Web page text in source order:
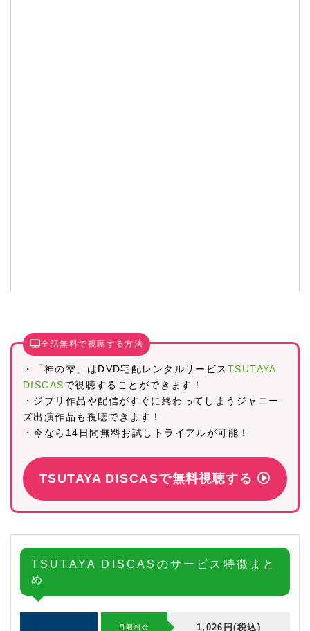
全話無料で視聴する方法
・「神の雫」はDVD宅配レンタルサービス TSUTAYA
DISCASで視聴することができます！
・ジブリ作品や配信がすぐに終わってしまうジャニー
ズ出演作品も視聴できます！
・今なら14日間無料お試しトライアルが可能！
TSUTAYA DISCASで無料視聴する
TSUTAYA DISCASのサービス特徴まと
め
月額料金 1,026円(税込)